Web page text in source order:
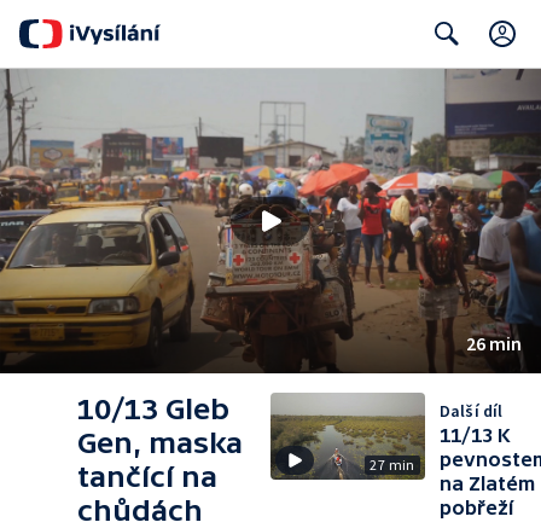
Search
26 min
10/13 Gleb
Gen, maska
tančící na
chůdách
27 min
Další díl
11/13 K
na Zlatém
pobřeží